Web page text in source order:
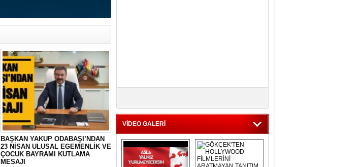
BAŞKAN YAKUP ODABAŞI’NDAN
23 NİSAN ULUSAL EGEMENLİK VE
ÇOCUK BAYRAMI KUTLAMA
MESAJI
VİDEO GALERİ